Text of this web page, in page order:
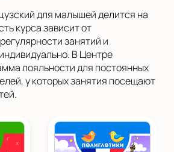
для малышей делится на
курса зависит от
занятий и
В Центре
лояльности для постоянных
у которых занятия посещают